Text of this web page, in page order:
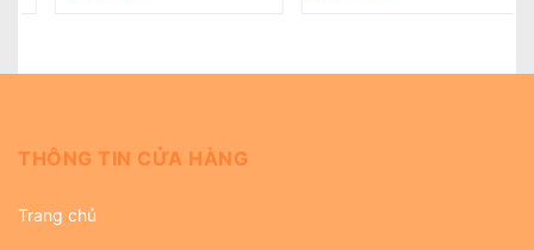
THÔNG TIN CỬA HÀNG
Trang chủ